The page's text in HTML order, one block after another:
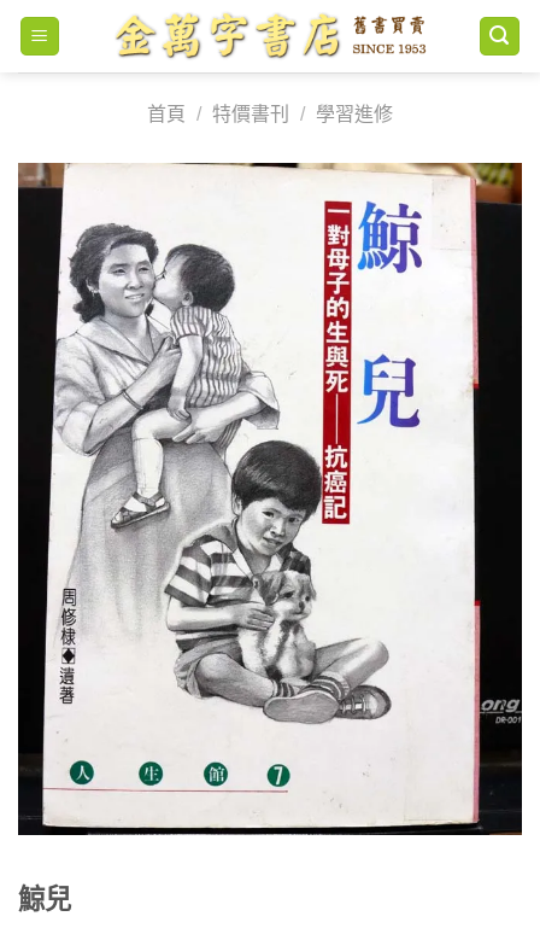
Skip
content
首頁
/ 特價書刊 / 學習進修
鯨兒